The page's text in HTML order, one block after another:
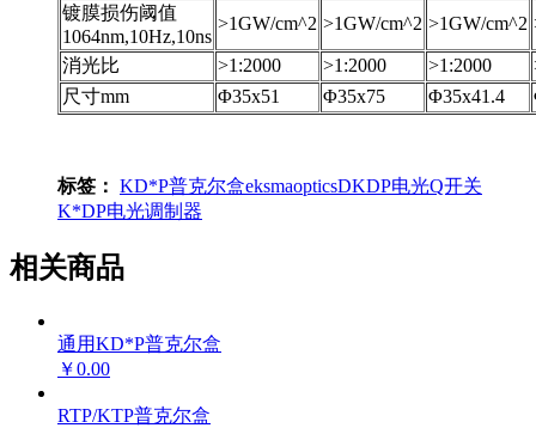
镀膜损伤阈值
1064nm,10Hz,10ns
>1GW/cm^2 >1GW/cm^2 >1GW/cm^2
消光比 >1:2000 >1:2000 >1:2000
尺寸mm
Φ35x51 Φ35x75 Φ35x41.4
标签： KD*P普克尔盒eksmaopticsDKDP电光Q开关
K*DP电光调制器
相关商品
通用KD*P普克尔盒
￥0.00
RTP/KTP普克尔盒